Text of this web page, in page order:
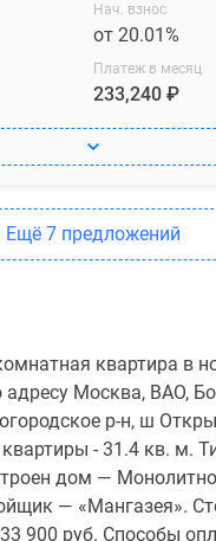
Нач. взнос
от 20.01%
Платеж в месяц
233,240 ₽
Ещё 7 предложений
квартира в
Москва, ВАО,
р-н, ш
- 31.4 кв. м.
дом —
— «Мангазея».
900 руб. Способы